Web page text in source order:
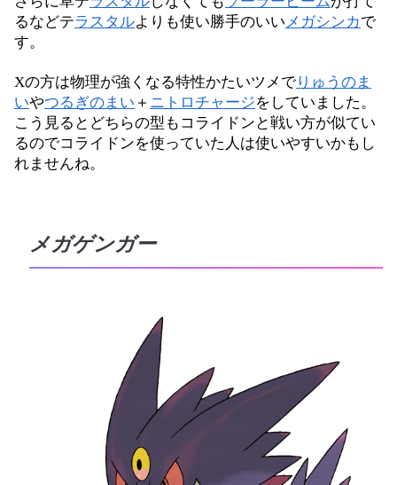
るなどテラスタルよりも使い勝手のいいメガシンカで
す。
Xの方は物理が強くなる特性かたいツメでりゅうのま
いやつるぎのまい ＋ ニトロチャージをしていました。
こう見るとどちらの型もコライドンと戦い方が似てい
るのでコライドンを使っていた人は使いやすいかもし
れませんね。
メガゲンガー